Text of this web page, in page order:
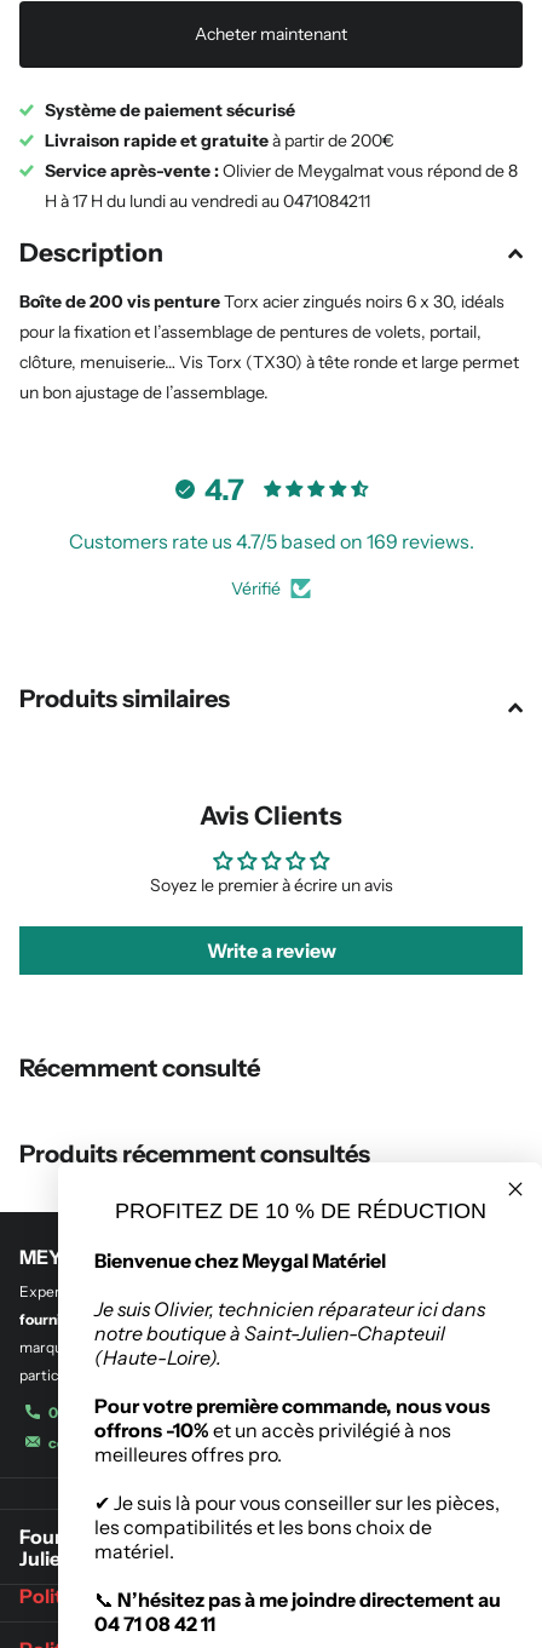
Acheter maintenant
Système de paiement sécurisé
Livraison rapide et gratuiteà partir de 200€
Service après-vente :Olivier de Meygalmat vous répond de 8
H à 17 H du lundi au vendredi au 0471084211
Description
Boîte de 200 vis pentureTorx acier zingués noirs 6 x 30, idéals
pour la fixation et l’assemblage de pentures de volets, portail,
clôture, menuiserie… Vis Torx (TX30) à tête ronde et large permet
un bon ajustage de l’assemblage.
4.7
Customers rate us 4.7/5 based on 169 reviews.
Vérifié
Produits similaires
Avis Clients
Soyez le premier à écrire un avis
Write a review
Récemment consulté
Produits récemment consultés
MEYGAL MATERIEL
Experts en
fourniture industrielle.Découvrez notre sélection des plus grandes
marques de l’outillage destinés aux entreprises, administrations et
particuliers.
04 71 08 42 11
contact@meygalmat.fr
Fournisseur de matériaux de construction à Saint-
Julien-Chapteuil
Politique de retours
PROFITEZ DE 10 % DE RÉDUCTION
Bienvenue chez Meygal Matériel
Je suis Olivier, technicien réparateur ici dans
notre boutique à Saint-Julien-Chapteuil
(Haute-Loire).
Pour votre première commande, nous vous
offrons -10% et un accès privilégié à nos
meilleures offres pro.
✔ Je suis là pour vous conseiller sur les pièces,
les compatibilités et les bons choix de
matériel.
📞 N’hésitez pas à me joindre directement au
04 71 08 42 11